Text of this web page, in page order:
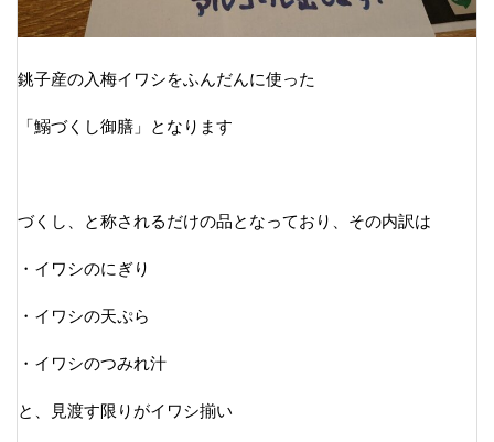
銚子産の入梅イワシをふんだんに使った
「鰯づくし御膳」となります
づくし、と称されるだけの品となっており、その内訳は
・イワシのにぎり
・イワシの天ぷら
・イワシのつみれ汁
と、見渡す限りがイワシ揃い